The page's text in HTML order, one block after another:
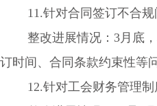
11.针对合同签订不合规
整改进展情况：3月底，
订时间、合同条款约束性等
12.针对工会财务管理制